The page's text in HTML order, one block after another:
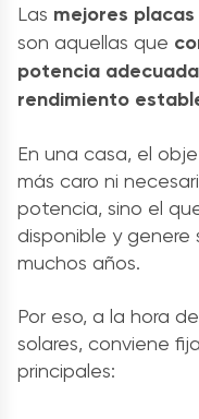
Las mejores
son aquellas que
potencia
rendimiento
En una casa, el
más caro ni
potencia, sino el
disponible y
muchos años.
Por eso, a la hora
solares, conviene
principales: